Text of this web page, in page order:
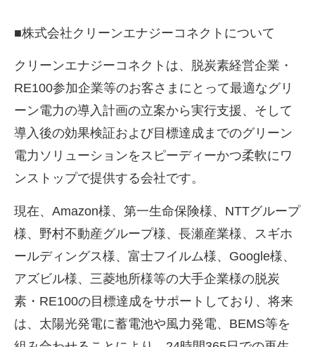
■株式会社クリーンエナジーコネクトについて
クリーンエナジーコネクトは、脱炭素経営企業・
RE100参加企業等のお客さまにとって最適なグリ
ーン電力の導入計画の立案から実行支援、そして
導入後の効果検証および目標達成までのグリーン
電力ソリューションをスピーディーかつ柔軟にワ
ンストップで提供する会社です。
現在、 Amazon様、第一生命保険様、 NTTグループ
様、野村不動産グループ様、長瀬産業様、スギホ
ールディングス様、富士フイルム様、 Google様、
アズビル様、三菱地所様等の大手企業様の脱炭
素・ RE100の目標達成をサポートしており、将来
は、太陽光発電に蓄電池や風力発電、 BEMS等を